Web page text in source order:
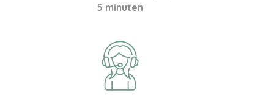
5 minuten